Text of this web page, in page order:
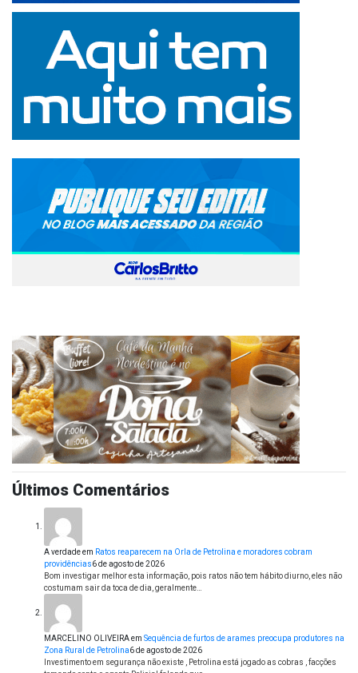
Últimos Comentários
A verdadeem Ratos reaparecem na Orla de Petrolina e moradores cobram
providências6 de agosto de 2026
Bom investigar melhor esta informação, pois ratos não tem hábito diurno, eles não
costumam sair da toca de dia, geralmente…
MARCELINO OLIVEIRAem Sequência de furtos de arames preocupa produtores na
Zona Rural de Petrolina6 de agosto de 2026
Investimento em segurança não existe , Petrolina está jogado as cobras , facções